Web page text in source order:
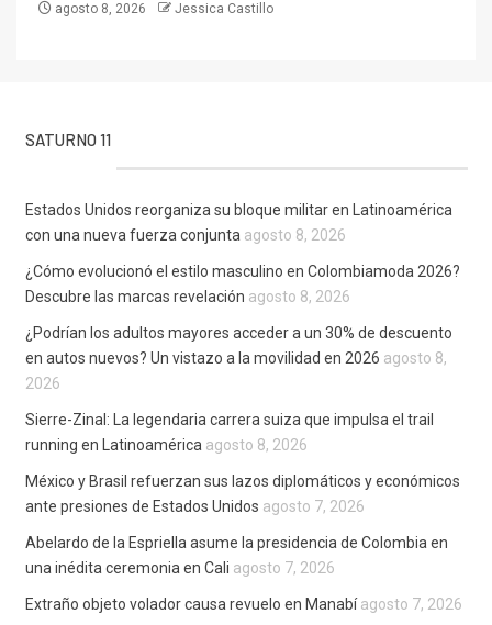
agosto 8, 2026 Jessica Castillo
SATURNO 11
Estados Unidos reorganiza su bloque militar en Latinoamérica
con una nueva fuerza conjunta agosto 8, 2026
¿Cómo evolucionó el estilo masculino en Colombiamoda 2026?
Descubre las marcas revelación agosto 8, 2026
¿Podrían los adultos mayores acceder a un 30% de descuento
en autos nuevos? Un vistazo a la movilidad en 2026 agosto 8,
2026
Sierre-Zinal: La legendaria carrera suiza que impulsa el trail
running en Latinoamérica agosto 8, 2026
México y Brasil refuerzan sus lazos diplomáticos y económicos
ante presiones de Estados Unidos agosto 7, 2026
Abelardo de la Espriella asume la presidencia de Colombia en
una inédita ceremonia en Cali agosto 7, 2026
Extraño objeto volador causa revuelo en Manabí agosto 7, 2026